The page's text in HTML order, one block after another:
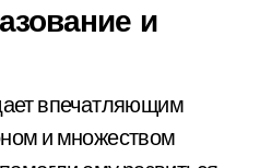
и
впечатляющим
и множеством